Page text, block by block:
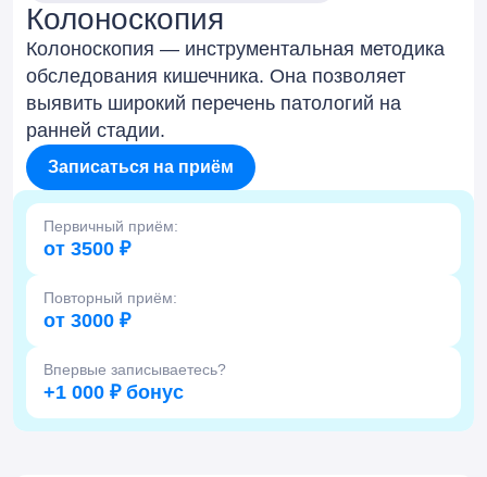
Колоноскопия
Колоноскопия — инструментальная методика
обследования кишечника. Она позволяет
выявить широкий перечень патологий на
ранней стадии.
Записаться на приём
Первичный приём:
от 3500 ₽
Повторный приём:
от 3000 ₽
Впервые записываетесь?
+1 000 ₽ бонус